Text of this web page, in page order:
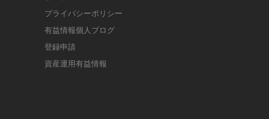
プライバシーポリシー
有益情報個人ブログ
登録申請
資産運用有益情報